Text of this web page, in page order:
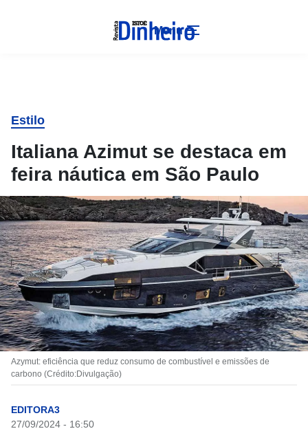
Menu
Estilo
Italiana Azimut se destaca em
feira náutica em São Paulo
Azymut: eficiência que reduz consumo de combustível e emissões de
carbono (Crédito:Divulgação)
EDITORA3
27/09/2024 - 16:50